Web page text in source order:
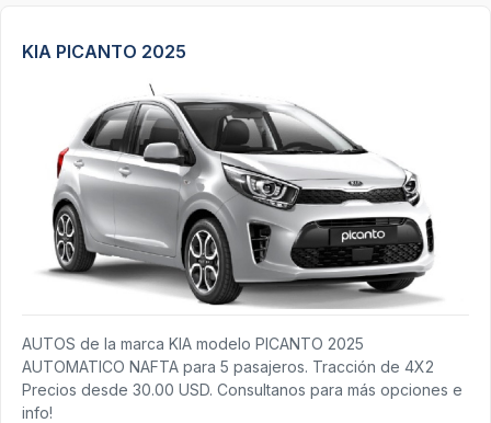
KIA PICANTO 2025
AUTOS de la marca KIA modelo PICANTO 2025
AUTOMATICO NAFTA para 5 pasajeros. Tracción de 4X2
Precios desde 30.00 USD. Consultanos para más opciones e
info!